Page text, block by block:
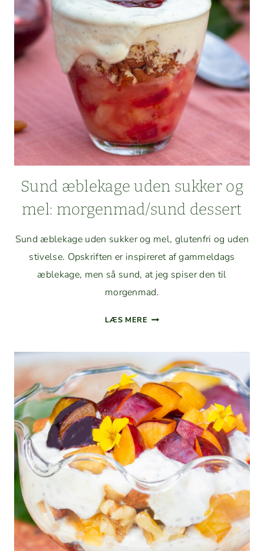
MANDE
UDEN
RIS
OG
SUKKER
Sund æblek­age uden sukker og
mel: morgenmad/sund dessert
Sund æblek­age uden sukker og mel, gluten­fri og uden
stivelse. Opskriften er inspir­eret af gam­meldags
æblek­age, men så sund, at jeg spis­er den til
morgenmad.
LÆS MERE SUND
UDEN
SUKKER
OG
MEL:
MORGENMAD/SUND
DESSERT